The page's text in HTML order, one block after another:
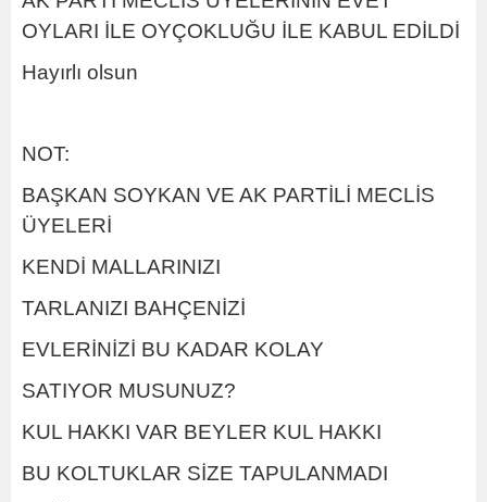
OYLARI İLE OYÇOKLUĞU İLE KABUL EDİLDİ
Hayırlı olsun
NOT:
BAŞKAN SOYKAN VE AK PARTİLİ MECLİS
ÜYELERİ
KENDİ MALLARINIZI
TARLANIZI BAHÇENİZİ
EVLERİNİZİ BU KADAR KOLAY
SATIYOR MUSUNUZ?
KUL HAKKI VAR BEYLER KUL HAKKI
BU KOLTUKLAR SİZE TAPULANMADI